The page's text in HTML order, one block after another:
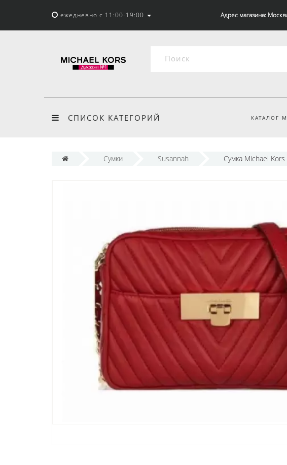
ежедневно с 11:00-19:00 Адрес магазина:
СПИСОК КАТЕГОРИЙ КАТАЛОГ
Сумки Susannah Сумка Michael